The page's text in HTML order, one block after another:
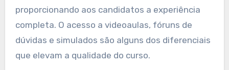
proporcionando aos candidatos a experiência
completa. O acesso a videoaulas, fóruns de
dúvidas e simulados são alguns dos diferenciais
que elevam a qualidade do curso.